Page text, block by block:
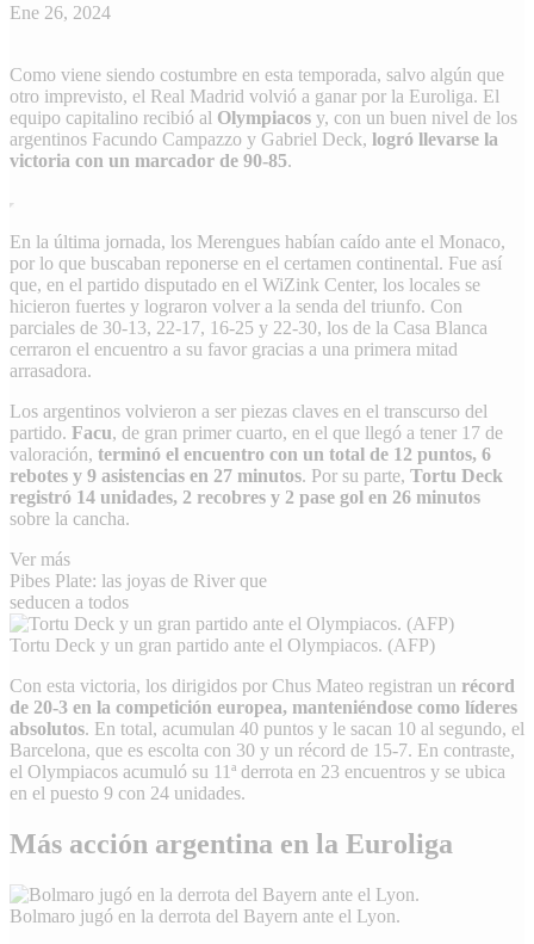
Ene 26, 2024
Como viene siendo costumbre en esta temporada, salvo algún que
otro imprevisto, el Real Madrid volvió a ganar por la Euroliga. El
equipo capitalino recibió al Olympiacos y, con un buen nivel de los
argentinos Facundo Campazzo y Gabriel Deck, logró llevarse la
victoria con un marcador de 90-85.
En la última jornada, los Merengues habían caído ante el Monaco,
por lo que buscaban reponerse en el certamen continental. Fue así
que, en el partido disputado en el WiZink Center, los locales se
hicieron fuertes y lograron volver a la senda del triunfo. Con
parciales de 30-13, 22-17, 16-25 y 22-30, los de la Casa Blanca
cerraron el encuentro a su favor gracias a una primera mitad
arrasadora.
Los argentinos volvieron a ser piezas claves en el transcurso del
partido. Facu, de gran primer cuarto, en el que llegó a tener 17 de
valoración, terminó el encuentro con un total de 12 puntos, 6
rebotes y 9 asistencias en 27 minutos. Por su parte, Tortu Deck
registró 14 unidades, 2 recobres y 2 pase gol en 26 minutos
sobre la cancha.
Ver más
Pibes Plate: las joyas de River que
seducen a todos
Tortu Deck y un gran partido ante el Olympiacos. (AFP)
Con esta victoria, los dirigidos por Chus Mateo registran un récord
de 20-3 en la competición europea, manteniéndose como líderes
absolutos. En total, acumulan 40 puntos y le sacan 10 al segundo, el
Barcelona, que es escolta con 30 y un récord de 15-7. En contraste,
el Olympiacos acumuló su 11ª derrota en 23 encuentros y se ubica
en el puesto 9 con 24 unidades.
Más acción argentina en la Euroliga
Bolmaro jugó en la derrota del Bayern ante el Lyon.